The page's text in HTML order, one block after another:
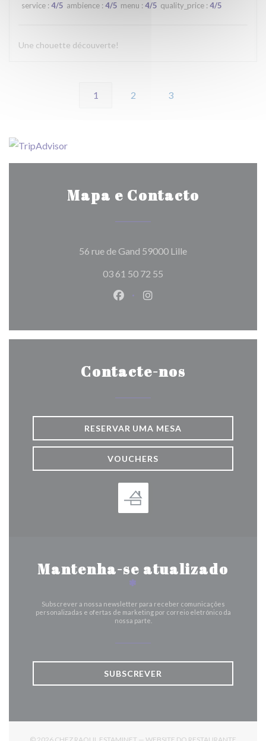
service : 4/5 ambience : 4/5 menu : 4/5 quality_price : 4/5
Une chouette découverte!
1 2 3
Mapa e Contacto
56 rue de Gand 59000 Lille((abre numa nova
03 61 50 72 55
Facebook ((abre numa nova
Instagram ((abre numa
Contacte-nos
RESERVAR UMA MESA
VOUCHERS
Mantenha-se atualizado
*
Subscrever a nossa newsletter para receber comunicações
personalizadas e ofertas de marketing por correio eletrónico da
nossa parte.
SUBSCREVER